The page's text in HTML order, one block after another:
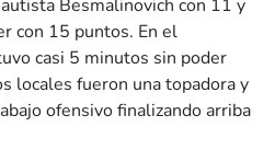
Besmalinovich con 11 y
con 15 puntos. En el
casi 5 minutos sin poder
locales fueron una topadora y
ofensivo finalizando arriba